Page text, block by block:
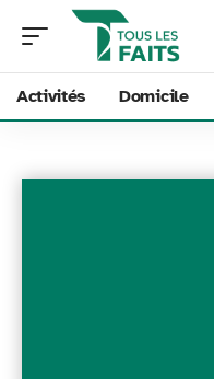
Activités Domicile